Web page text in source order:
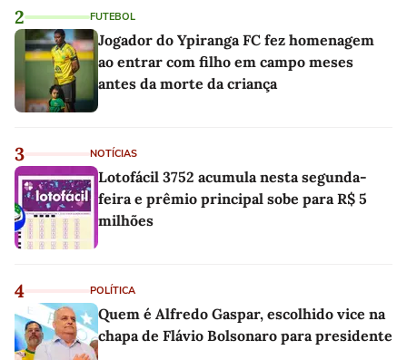
2 FUTEBOL
Jogador do Ypiranga FC fez homenagem
ao entrar com filho em campo meses
antes da morte da criança
3 NOTÍCIAS
Lotofácil 3752 acumula nesta segunda-
feira e prêmio principal sobe para R$ 5
milhões
4 POLÍTICA
Quem é Alfredo Gaspar, escolhido vice na
chapa de Flávio Bolsonaro para presidente